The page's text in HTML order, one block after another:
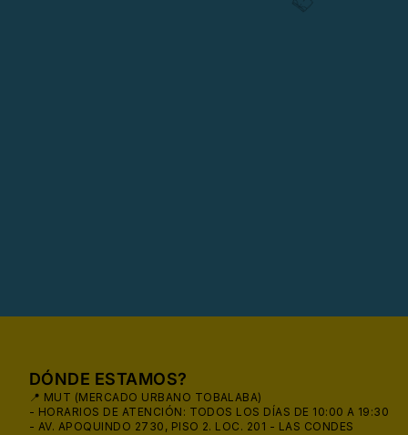
DÓNDE ESTAMOS?
📍 MUT (MERCADO URBANO TOBALABA)
- HORARIOS DE ATENCIÓN: TODOS LOS DÍAS DE 10:00 A 19:30
- AV. APOQUINDO 2730, PISO 2. LOC. 201 - LAS CONDES